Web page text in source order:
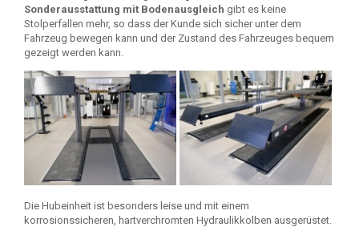
Sonderausstattung mit Bodenausgleich gibt es keine
Stolperfallen mehr, so dass der Kunde sich sicher unter dem
Fahrzeug bewegen kann und der Zustand des Fahrzeuges bequem
gezeigt werden kann.
Die Hubeinheit ist besonders leise und mit einem
korrosionssicheren, hartverchromten Hydraulikkolben ausgerüstet.